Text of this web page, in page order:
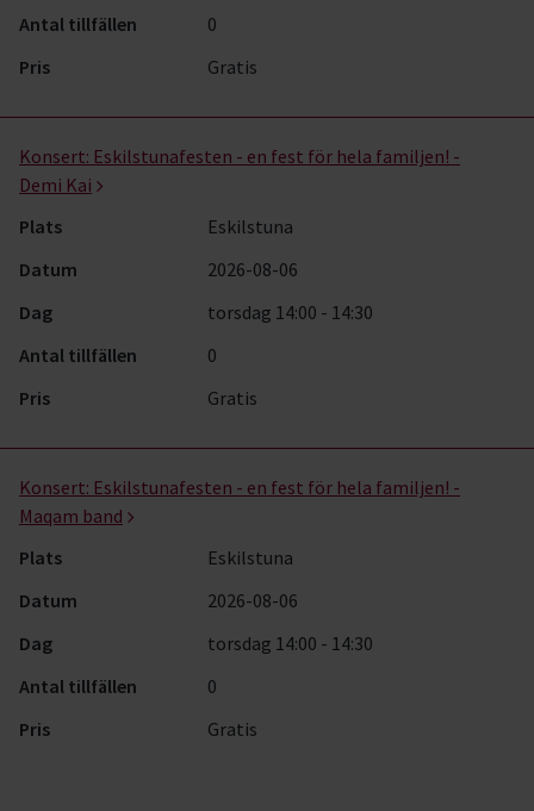
Antal tillfällen
0
Pris
Gratis
Konsert: Eskilstunafesten - en fest för hela familjen! -
Demi Kai
Plats
Eskilstuna
Datum
2026-08-06
Dag
torsdag 14:00 - 14:30
Antal tillfällen
0
Pris
Gratis
Konsert: Eskilstunafesten - en fest för hela familjen! -
Maqam band
Plats
Eskilstuna
Datum
2026-08-06
Dag
torsdag 14:00 - 14:30
Antal tillfällen
0
Pris
Gratis